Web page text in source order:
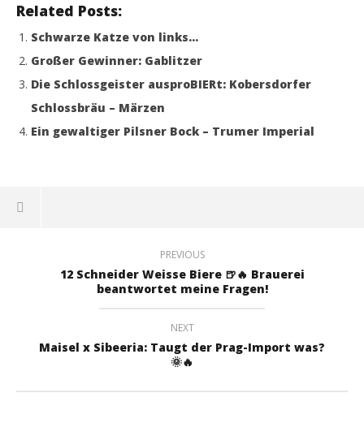
Related Posts:
Schwarze Katze von links…
Großer Gewinner: Gablitzer
Die Schlossgeister ausproBIERt: Kobersdorfer
Schlossbräu – Märzen
Ein gewaltiger Pilsner Bock – Trumer Imperial
PREVIOUS
12 Schneider Weisse Biere 🍺🔥 Brauerei
beantwortet meine Fragen!
NEXT
Maisel x Sibeeria: Taugt der Prag-Import was?
🌞🔥